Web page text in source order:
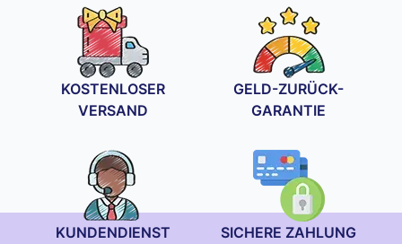
KOSTENLOSER
VERSAND
GELD-ZURÜCK-
GARANTIE
KUNDENDIENST SICHERE ZAHLUNG